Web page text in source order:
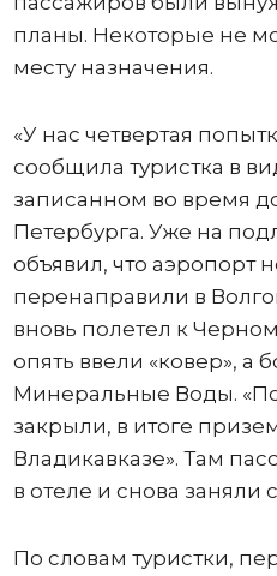
планы. Некоторые не
месту назначения.
«У нас четвертая
сообщила туристка в
записанном во время
Петербурга. Уже на
объявил, что аэропорт
перенаправили в
вновь полетел к
опять ввели «ковер», а
Минеральные Воды.
закрыли, в итоге
Владикавказе». Там
в отеле и снова заняли
По словам туристки,